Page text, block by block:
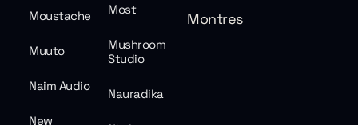
Most
Moustache
Mushroom
Studio
Muuto
Naim Audio
Nauradika
New
Montres